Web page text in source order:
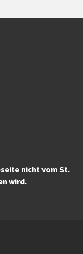
nicht vom St.
wird.